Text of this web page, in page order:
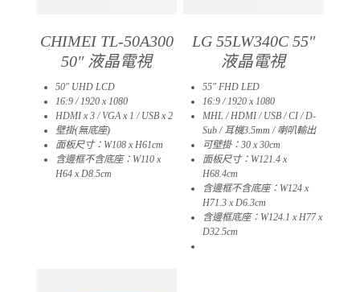
CHIMEI TL-50A300
50″ 液晶電視
50″ UHD LCD
16:9 / 1920 x 1080
HDMI x 3 / VGA x 1 / USB x 2
壁掛(無底座)
面板尺寸：W108 x H61cm
含邊框不含底座：W110 x
H64 x D8.5cm
LG 55LW340C 55″
液晶電視
55″ FHD LED
16:9 / 1920 x 1080
MHL / HDMI / USB / CI / D-
Sub / 耳機3.5mm / 喇叭輸出
可壁掛：30 x 30cm
面板尺寸：W121.4 x
H68.4cm
含邊框不含底座：W124 x
H71.3 x D6.3cm
含邊框底座：W124.1 x H77 x
D32.5cm